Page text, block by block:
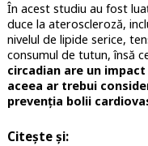
În acest studiu au fost
duce la ateroscleroză,
nivelul de lipide serice,
consumul de tutun, însă
circadian are un
aceea ar trebui
prevenția bolii
Citește și: